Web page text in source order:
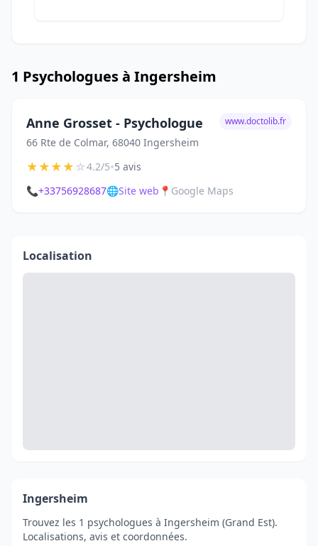
1 Psychologues à Ingersheim
Anne Grosset - Psychologue
66 Rte de Colmar, 68040 Ingersheim
www.doctolib.fr
★★★★☆4.2/5•5 avis
📞+33756928687🌐Site web 📍 Google Maps
Localisation
Ingersheim
Trouvez les 1 psychologues à Ingersheim (Grand Est).
Localisations, avis et coordonnées.